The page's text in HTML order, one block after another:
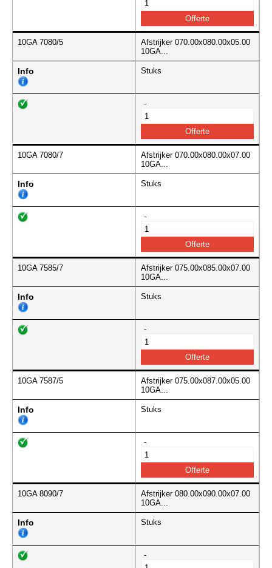
10GA 7080/5
Afstrijker 070.00x080.00x05.00
10GA...
Info Stuks
-
10GA 7080/7
Afstrijker 070.00x080.00x07.00
10GA...
Info Stuks
-
10GA 7585/7
Afstrijker 075.00x085.00x07.00
10GA...
Info Stuks
-
10GA 7587/5
Afstrijker 075.00x087.00x05.00
10GA...
Info Stuks
-
10GA 8090/7
Afstrijker 080.00x090.00x07.00
10GA...
Info Stuks
-